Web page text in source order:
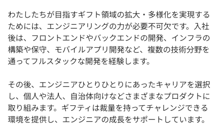
わたしたちが目指すギフト領域の拡大・多様化を実現する
ためには、エンジニアリングの力が必要不可欠です。入社
後は、フロントエンドやバックエンドの開発、インフラの
構築や保守、モバイルアプリ開発など、複数の技術分野を
通ってフルスタックな開発を経験します。
その後、エンジニアひとりひとりにあったキャリアを選択
し、個人や法人、自治体向けなどさまざまなプロダクトに
取り組みます。ギフティは裁量を持ってチャレンジできる
環境を提供し、エンジニアの成長をサポートしています。